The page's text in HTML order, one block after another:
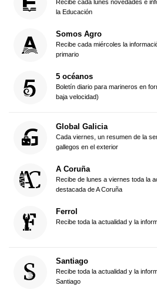
Recibe cada lunes novedades e
la Educación
Somos Agro
Recibe cada miércoles la
primario
5 océanos
Boletín diario para marineros en
baja velocidad)
Global Galicia
Cada viernes, un resumen de la
gallegos en el exterior
A Coruña
Recibe de lunes a viernes toda la
destacada de A Coruña
Ferrol
Recibe toda la actualidad y la
Santiago
Recibe toda la actualidad y la
Santiago